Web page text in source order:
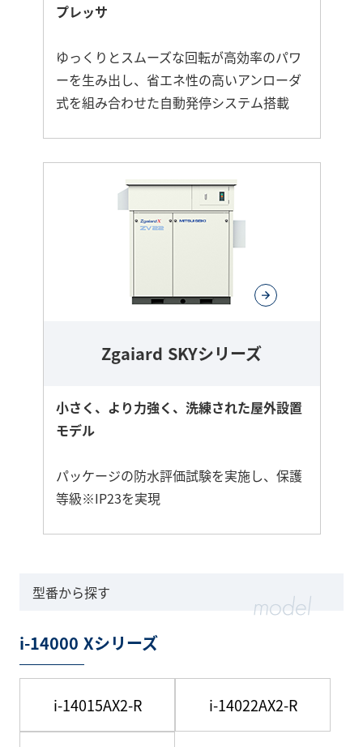
プレッサ
ゆっくりとスムーズな回転が高効率のパワ
ーを生み出し、省エネ性の高いアンローダ
式を組み合わせた自動発停システム搭載
に
詳
Zgaiard SKYシリーズ
小さく、より力強く、洗練された屋外設置
モデル
パッケージの防水評価試験を実施し、保護
等級※IP23を実現
型番から探す
i-14000 Xシリーズ
i-14015AX2-R i-14022AX2-R